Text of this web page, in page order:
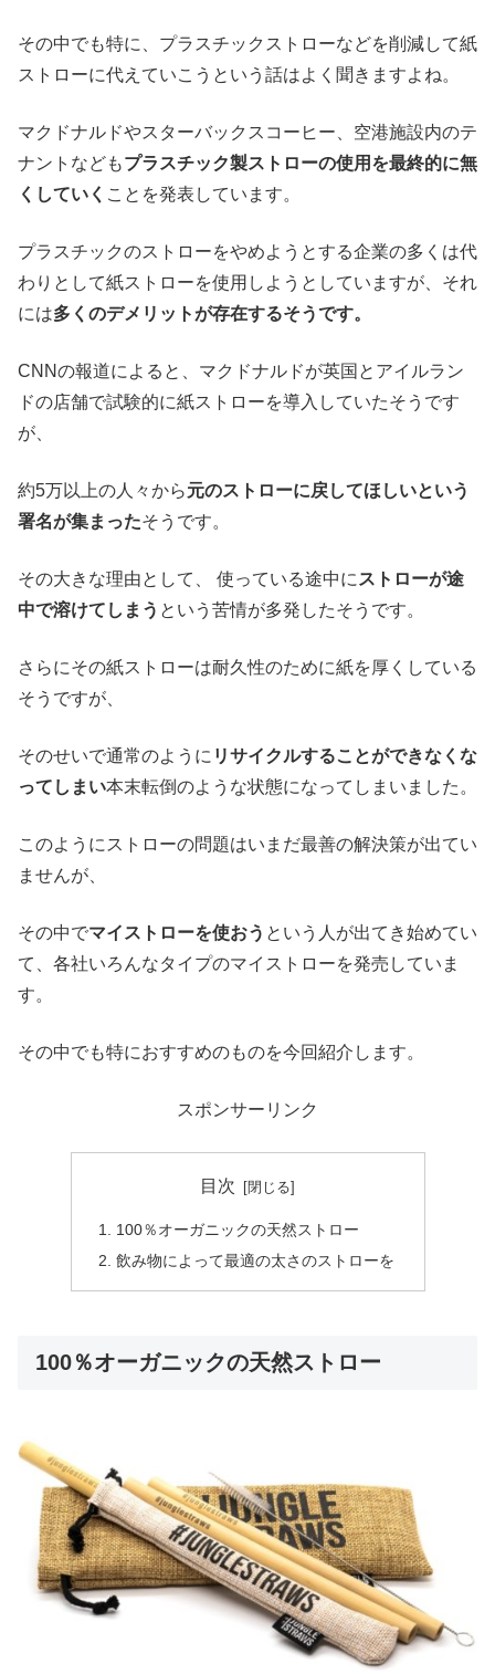
その中でも特に、プラスチックストローなどを削減して紙
ストローに代えていこうという話はよく聞きますよね。
マクドナルドやスターバックスコーヒー、空港施設内のテ
ナントなどもプラスチック製ストローの使用を最終的に無
くしていく ことを発表しています。
プラスチックのストローをやめようとする企業の多くは代
わりとして紙ストローを使用しようとしていますが、それ
には多くのデメリットが存在するそうです。
CNNの報道によると、マクドナルドが英国とアイルラン
ドの店舗で試験的に紙ストローを導入していたそうです
が、
約5万以上の人々から元のストローに戻してほしいという
署名が集まったそうです。
その大きな理由として、 使っている途中に ストローが途
中で溶けてしまう という苦情が多発したそうです。
さらにその紙ストローは耐久性のために紙を厚くしている
そうですが、
そのせいで通常のように リサイクルすることができなくな
って しまい本末転倒のような状態になってしまいました。
このようにストローの問題はいまだ最善の解決策が出てい
ませんが、
その中でマイストローを使おう という人が出てき始めてい
て、各社いろんなタイプのマイストローを発売していま
す。
その中でも特におすすめのものを今回紹介します。
スポンサーリンク
目次
100％オーガニックの天然ストロー
飲み物によって最適の太さのストローを
100％オーガニックの天然ストロー